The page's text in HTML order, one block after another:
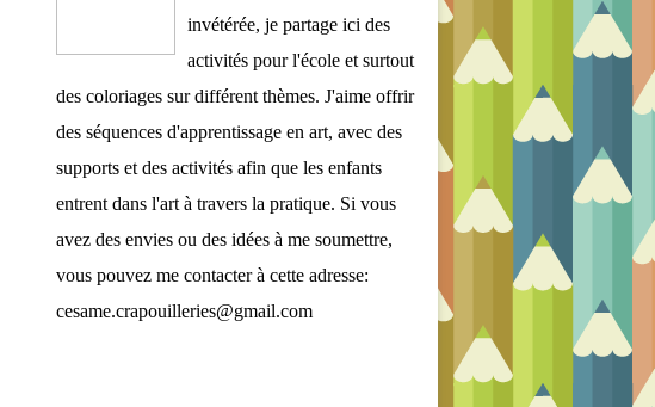
invétérée, je partage ici des
activités pour l'école et surtout
des coloriages sur différent thèmes. J'aime offrir
des séquences d'apprentissage en art, avec des
supports et des activités afin que les enfants
entrent dans l'art à travers la pratique. Si vous
avez des envies ou des idées à me soumettre,
vous pouvez me contacter à cette adresse:
cesame.crapouilleries@gmail.com